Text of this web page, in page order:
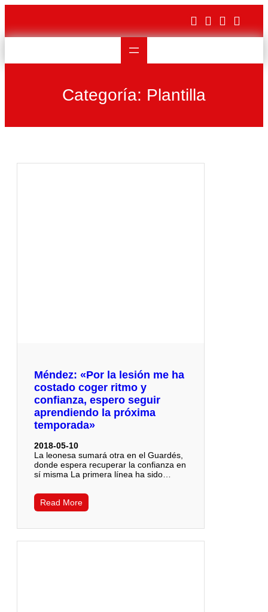
contenido
Categoría: Plantilla
Méndez: «Por la lesión me ha
costado coger ritmo y
confianza, espero seguir
aprendiendo la próxima
temporada»
2018-05-10
La leonesa sumará otra en el Guardés,
donde espera recuperar la confianza en
sí misma La primera línea ha sido…
Read More